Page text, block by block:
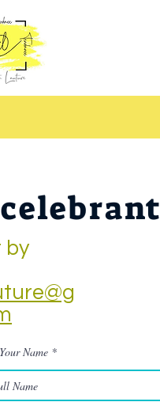
by
Name